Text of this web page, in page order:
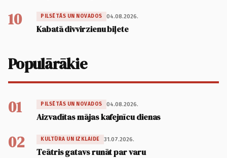
10 PILSĒTĀS UN NOVADOS 04.08.2026.
Kabatā divvirzienu biļete
Populārākie
01 PILSĒTĀS UN NOVADOS 04.08.2026.
Aizvadītas mājas kafejnīcu dienas
02 KULTŪRA UN IZKLAIDE 31.07.2026.
Teātris gatavs runāt par varu